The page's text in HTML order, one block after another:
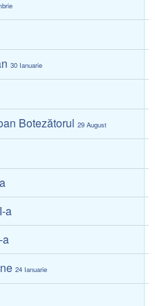
30 Ianuarie
Botezătorul29 August
a
a
24 Ianuarie